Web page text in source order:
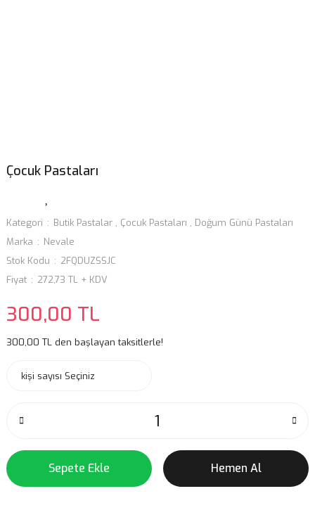
Çocuk Pastaları
Kategori Butik Pastalar , Çocuk Pastaları , Doğum Günü Pastaları
Marka
Nevale
Stok Kodu
2FQDUZSSJC
Fiyat
272,73 TL + KDV
300,00 TL
300,00 TL den başlayan taksitlerle!
Sepete Ekle Hemen Al